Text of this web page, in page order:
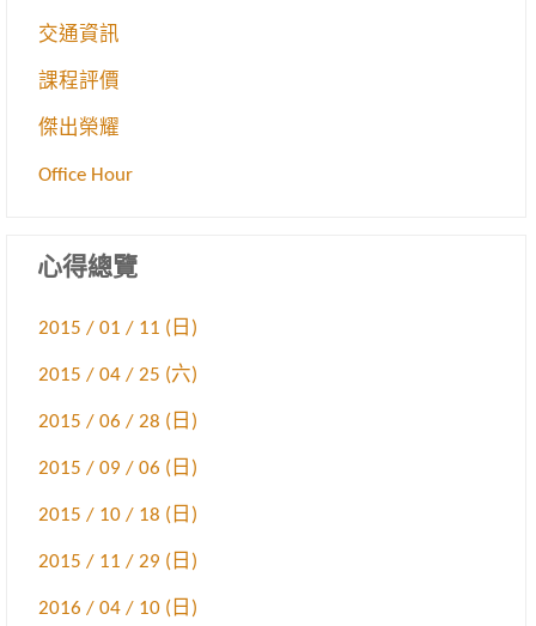
交通資訊
課程評價
傑出榮耀
Office Hour
心得總覽
2015 / 01 / 11 (日)
2015 / 04 / 25 (六)
2015 / 06 / 28 (日)
2015 / 09 / 06 (日)
2015 / 10 / 18 (日)
2015 / 11 / 29 (日)
2016 / 04 / 10 (日)